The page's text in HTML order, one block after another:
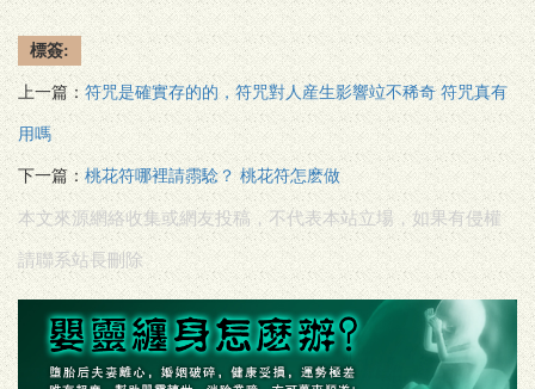
標簽:
上一篇： 符咒是確實存的的，符咒對人産生影響竝不稀奇 符咒真有
用嗎
下一篇： 桃花符哪裡請霛騐？ 桃花符怎麽做
本文來源網絡收集或網友投稿，不代表本站立場，如果有侵權
請聯系站長刪除